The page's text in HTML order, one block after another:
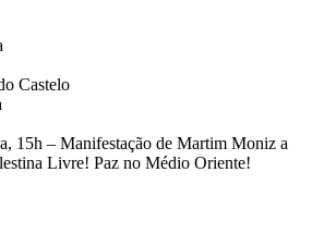
Castelo
15h – Manifestação de Martim Moniz a
Livre! Paz no Médio Oriente!